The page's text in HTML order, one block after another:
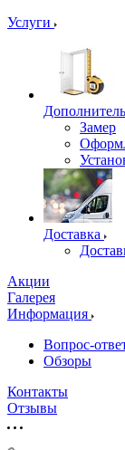
Услуги
Замер
Доставка
Акции
Галерея
Информация
Вопрос-
Обзоры
Контакты
Отзывы